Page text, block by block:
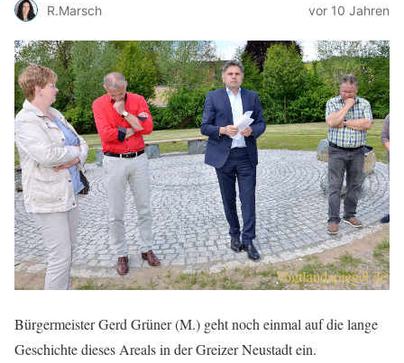
R.Marsch vor 10 Jahren
Bürgermeister Gerd Grüner (M.) geht noch einmal auf die lange
Geschichte dieses Areals in der Greizer Neustadt ein.